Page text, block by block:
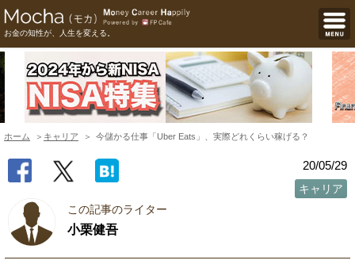
お金の知性が、人生を変える。
ホーム キャリア 今儲かる仕事「Uber Eats」、実際どれくらい稼げる？
20/05/29
キャリア
この記事のライター
小栗健吾